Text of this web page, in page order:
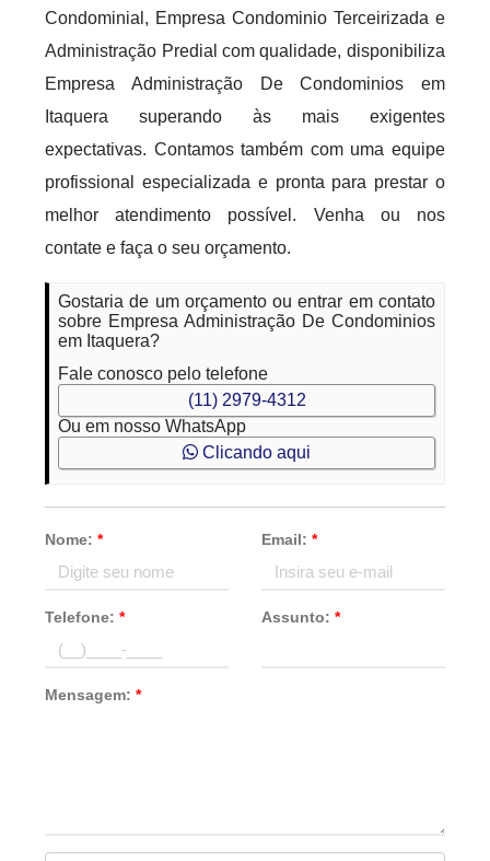
Condominial, Empresa Condominio Terceirizada e
Administração Predial com qualidade, disponibiliza
Empresa Administração De Condominios em
Itaquera superando às mais exigentes
expectativas. Contamos também com uma equipe
profissional especializada e pronta para prestar o
melhor atendimento possível. Venha ou nos
contate e faça o seu orçamento.
Gostaria de um orçamento ou entrar em contato
sobre Empresa Administração De Condominios
em Itaquera?
Fale conosco pelo telefone
(11) 2979-4312
Ou em nosso WhatsApp
Clicando aqui
Nome:* Email: *
Telefone:* Assunto: *
Mensagem:*